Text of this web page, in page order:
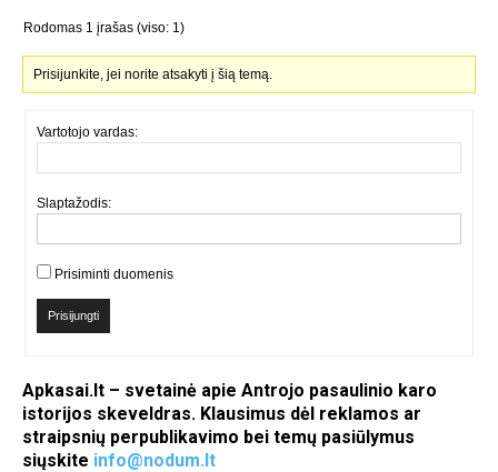
Rodomas 1 įrašas (viso: 1)
Prisijunkite, jei norite atsakyti į šią temą.
Vartotojo vardas:
Slaptažodis:
Prisiminti duomenis
Prisijungti
Apkasai.lt – svetainė apie Antrojo pasaulinio karo
istorijos skeveldras. Klausimus dėl reklamos ar
straipsnių perpublikavimo bei temų pasiūlymus
siųskite info@nodum.lt